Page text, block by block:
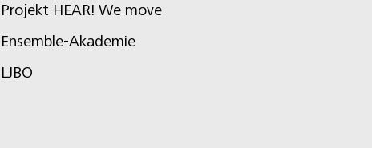
Projekt HEAR! We move
Ensemble-Akademie
LJBO